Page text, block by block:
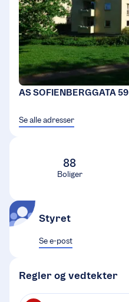
AS SOFIENBERGGATA 59
Se alle adresser
88
Boliger
Styret
Se e-post
Regler og vedtekter